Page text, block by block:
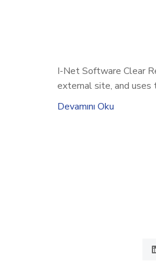
I-Net Software Clear
external site, and uses
Devamını Oku